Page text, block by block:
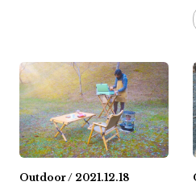
Outdoor / 2021.12.18